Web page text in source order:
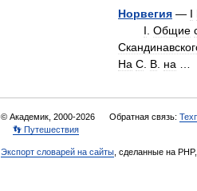
Норвегия — I
I Общие
На С В на
© Академик, 2000-2026 Обратная связь:
👣 Путешествия
Экспорт словарей на сайты , сделанные на PHP,